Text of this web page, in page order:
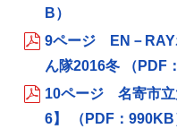
B）
9ページ EN－RAY
ん隊2016冬 （PDF
10ページ 名寄市立
6】 （PDF：990KB